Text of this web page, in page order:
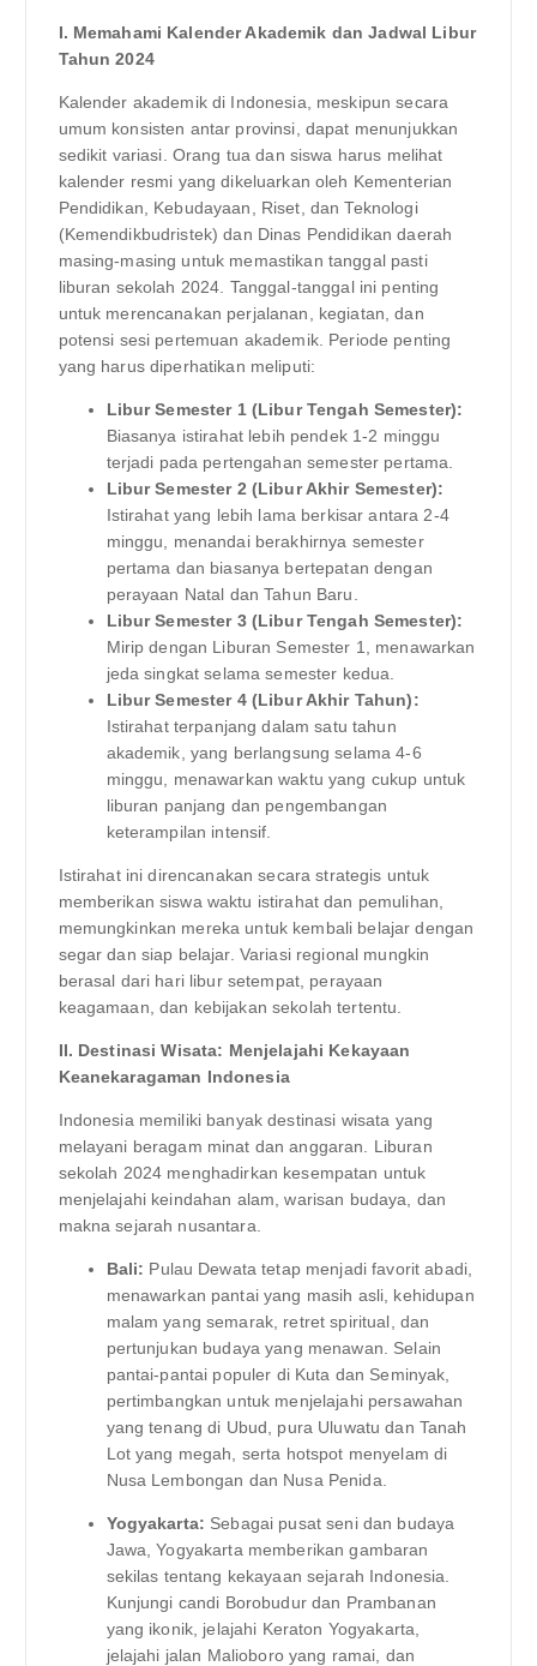
I. Memahami Kalender Akademik dan Jadwal Libur
Tahun 2024
Kalender akademik di Indonesia, meskipun secara
umum konsisten antar provinsi, dapat menunjukkan
sedikit variasi. Orang tua dan siswa harus melihat
kalender resmi yang dikeluarkan oleh Kementerian
Pendidikan, Kebudayaan, Riset, dan Teknologi
(Kemendikbudristek) dan Dinas Pendidikan daerah
masing-masing untuk memastikan tanggal pasti
liburan sekolah 2024. Tanggal-tanggal ini penting
untuk merencanakan perjalanan, kegiatan, dan
potensi sesi pertemuan akademik. Periode penting
yang harus diperhatikan meliputi:
Libur Semester 1 (Libur Tengah Semester):
Biasanya istirahat lebih pendek 1-2 minggu
terjadi pada pertengahan semester pertama.
Libur Semester 2 (Libur Akhir Semester):
Istirahat yang lebih lama berkisar antara 2-4
minggu, menandai berakhirnya semester
pertama dan biasanya bertepatan dengan
perayaan Natal dan Tahun Baru.
Libur Semester 3 (Libur Tengah Semester):
Mirip dengan Liburan Semester 1, menawarkan
jeda singkat selama semester kedua.
Libur Semester 4 (Libur Akhir Tahun):
Istirahat terpanjang dalam satu tahun
akademik, yang berlangsung selama 4-6
minggu, menawarkan waktu yang cukup untuk
liburan panjang dan pengembangan
keterampilan intensif.
Istirahat ini direncanakan secara strategis untuk
memberikan siswa waktu istirahat dan pemulihan,
memungkinkan mereka untuk kembali belajar dengan
segar dan siap belajar. Variasi regional mungkin
berasal dari hari libur setempat, perayaan
keagamaan, dan kebijakan sekolah tertentu.
II. Destinasi Wisata: Menjelajahi Kekayaan
Keanekaragaman Indonesia
Indonesia memiliki banyak destinasi wisata yang
melayani beragam minat dan anggaran. Liburan
sekolah 2024 menghadirkan kesempatan untuk
menjelajahi keindahan alam, warisan budaya, dan
makna sejarah nusantara.
Bali: Pulau Dewata tetap menjadi favorit abadi,
menawarkan pantai yang masih asli, kehidupan
malam yang semarak, retret spiritual, dan
pertunjukan budaya yang menawan. Selain
pantai-pantai populer di Kuta dan Seminyak,
pertimbangkan untuk menjelajahi persawahan
yang tenang di Ubud, pura Uluwatu dan Tanah
Lot yang megah, serta hotspot menyelam di
Nusa Lembongan dan Nusa Penida.
Yogyakarta: Sebagai pusat seni dan budaya
Jawa, Yogyakarta memberikan gambaran
sekilas tentang kekayaan sejarah Indonesia.
Kunjungi candi Borobudur dan Prambanan
yang ikonik, jelajahi Keraton Yogyakarta,
jelajahi jalan Malioboro yang ramai, dan